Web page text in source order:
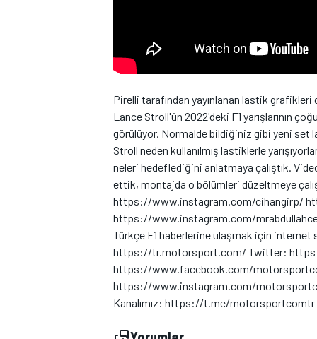
WRC
Pirelli tarafından yayınlanan lastik
Lance Stroll'ün 2022'deki F1 yarışlarının
görülüyor. Normalde bildiğiniz gibi yeni set
Stroll neden kullanılmış lastiklerle
neleri hedeflediğini anlatmaya çalıştık.
ettik, montajda o bölümleri düzeltmeye
https://www.instagram.com/cihangirp/
https://www.instagram.com/
Türkçe F1 haberlerine ulaşmak için internet
https://tr.motorsport.com/ Twitter:
https://www.facebook.com/
https://www.instagram.com/
Kanalımız: https://t.me/